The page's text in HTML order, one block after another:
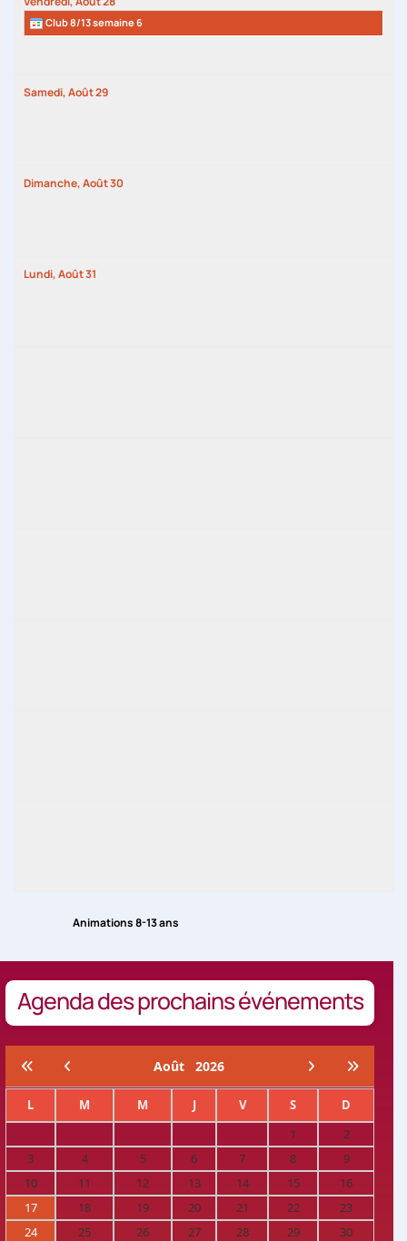
Club 8/13 semaine 6
Samedi,Août29
Dimanche,Août30
Lundi,Août31
Animations 8-13 ans
Agenda des prochains événements
Août 2026
L M M J V S
D
1
2
3
4 5 6 7 8
9
10
11 12 13 14 15
16
17
18 19 20 21 22
23
24
25 26 27 28 29
30